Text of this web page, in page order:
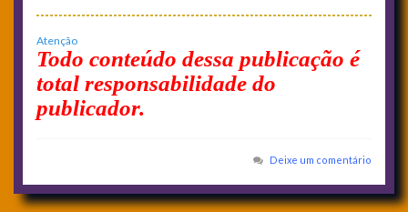
Atenção
Todo conteúdo dessa publicação é
total responsabilidade do
publicador.
Deixe um comentário